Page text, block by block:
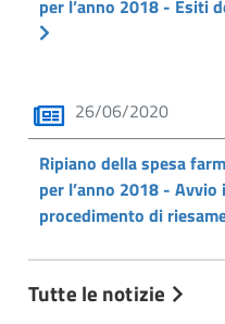
per l’anno 2018 - Esiti
26/06/2020
Ripiano della spesa
per l’anno 2018 -
procedimento di
Tutte le notizie